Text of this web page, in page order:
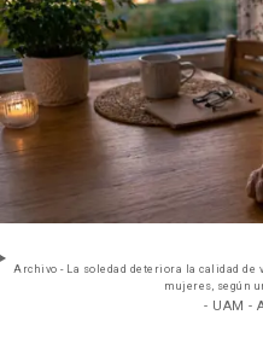
Archivo - La soledad deteriora la calidad de
mujeres, según
- UAM -